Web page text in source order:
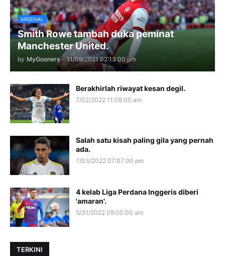
ARSENAL
Smith Rowe tambah duka peminat
Manchester United.
by MyGooners - 11/09/2021 02:13:00 pm
Berakhirlah riwayat kesan degil.
7/02/2022 11:08:00 am
Salah satu kisah paling gila yang pernah
ada.
7/03/2022 07:07:00 pm
4 kelab Liga Perdana Inggeris diberi
'amaran'.
5/31/2022 09:00:00 am
TERKINI